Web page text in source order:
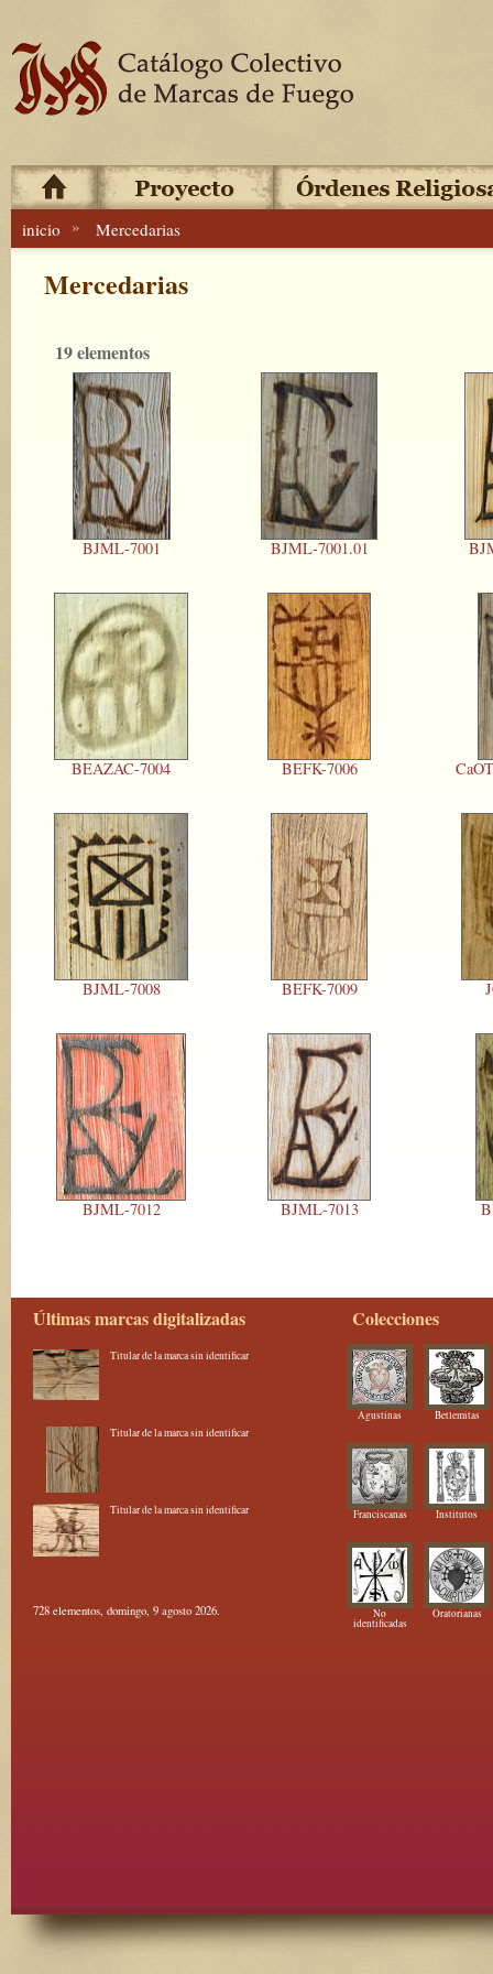
inicio » Mercedarias
Mercedarias
19 elementos
BJML-7001 BJML-7001.01
BEAZAC-7004 BEFK-7006
BJML-7008 BEFK-7009
BJML-7012 BJML-7013
Últimas marcas digitalizadas
Titular de la marca sin identificar
Titular de la marca sin identificar
Titular de la marca sin identificar
728 elementos, domingo, 9 agosto 2026.
Colecciones
Agustinas Betlemitas
Franciscanas Institutos
No
identificadas
Oratorianas